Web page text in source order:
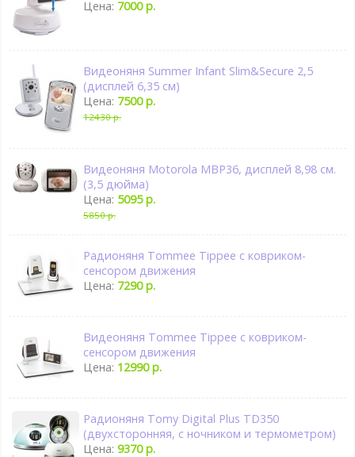
Цена: 7000 р.
Видеоняня Summer Infant Slim&Secure 2,5
(дисплей 6,35 см)
Цена: 7500 р.
12430 р.
Видеоняня Motorola MBP36, дисплей 8,98 см.
(3,5 дюйма)
Цена: 5095 р.
5850 р.
Радионяня Tommee Tippee с ковриком-
сенсором движения
Цена: 7290 р.
Видеоняня Tommee Tippee с ковриком-
сенсором движения
Цена: 12990 р.
Радионяня Tomy Digital Plus TD350
(двухсторонняя, с ночником и термометром)
Цена:9370 р.